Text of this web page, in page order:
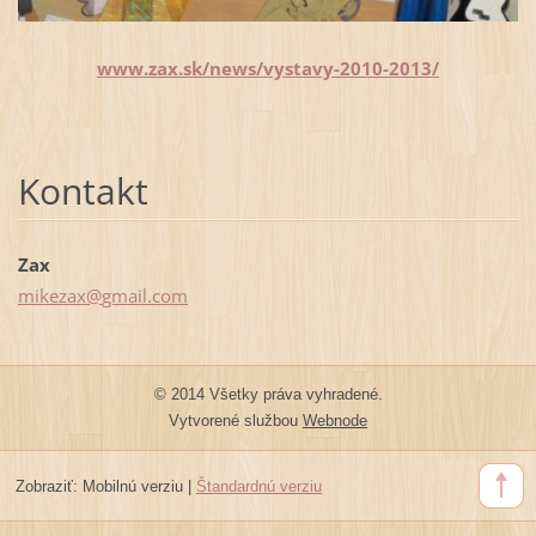
www.zax.sk/news/vystavy-2010-2013/
Kontakt
Zax
mikezax@gmail.com
© 2014 Všetky práva vyhradené.
Vytvorené službou Webnode
Zobraziť: Mobilnú verziu| Štandardnú verziu